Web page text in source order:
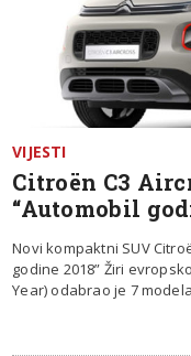
VIJESTI
Citroën C3
“Automobil
Novi kompaktni SUV
godine 2018” Žiri
Year) odabrao je 7